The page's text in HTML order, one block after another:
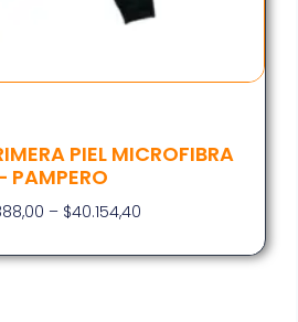
PIEL MICROFIBRA
PAMPERO
– $40.154,40